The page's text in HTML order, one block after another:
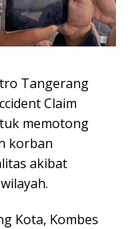
Tangerang
Claim
memotong
korban
akibat
Kota, Kombes